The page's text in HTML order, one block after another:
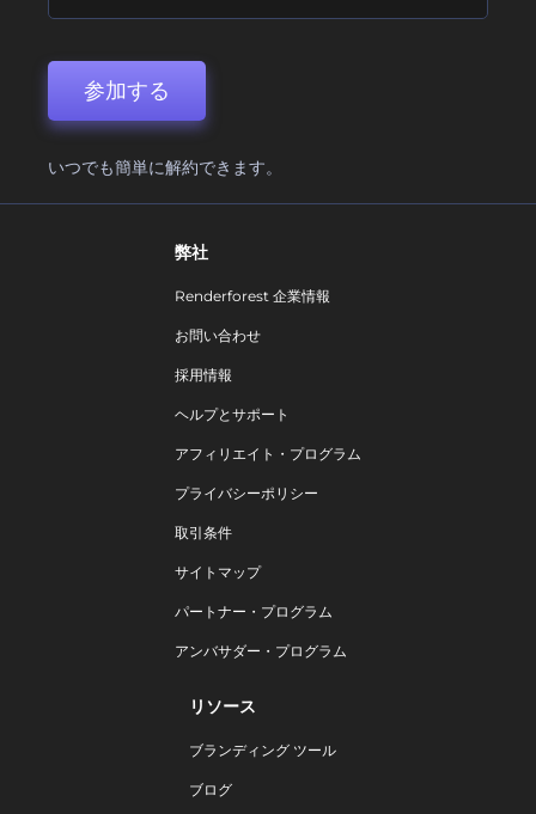
参加する
いつでも簡単に解約できます。
弊社
Renderforest 企業情報
お問い合わせ
採用情報
ヘルプとサポート
アフィリエイト・プログラム
プライバシーポリシー
取引条件
サイトマップ
パートナー・プログラム
アンバサダー・プログラム
リソース
ブランディング ツール
ブログ